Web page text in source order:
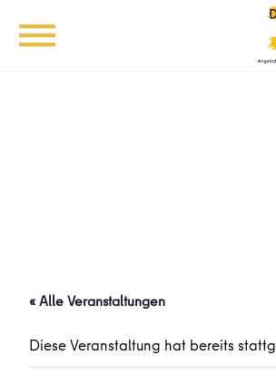
« Alle Veranstaltungen
Diese Veranstaltung hat bereits